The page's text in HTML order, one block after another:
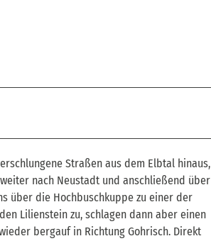
Straßen aus dem Elbtal hinaus,
nach Neustadt und anschließend über
über die Hochbuschkuppe zu einer der
Lilienstein zu, schlagen dann aber einen
bergauf in Richtung Gohrisch. Direkt